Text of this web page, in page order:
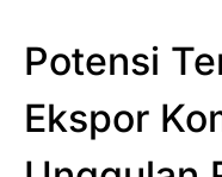
Potensi
Ekspor